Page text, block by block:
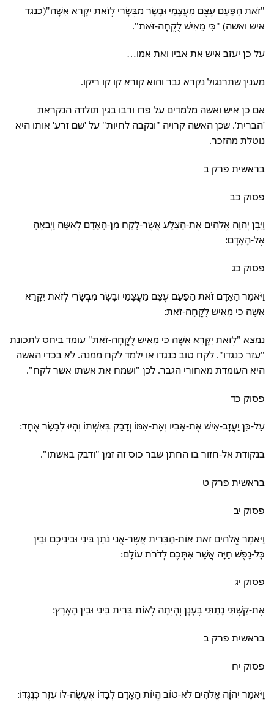
"זֹאת הַפַּעַם עֶצֶם מֵעֲצָמַי וּבָשָׂר מִבְּשָׂרִי לְזֹאת יִקָּרֵא אִשָּׁה"(כנגד
איש ואשה) "כִּי מֵאִישׁ לֻקֳחָה-זֹּאת".
על כן יעזב איש את אביו ואת אמו…
מענין שתרנגול נקרא גבר והוא קורא קו קו ריקו.
אם כן איש ואשה מלמדים על פרו ורבו בגין תולדה הנקראת
'הברית'. שכן האשה קרויה "ונקבה לחיות" על 'שם זרע' אותו היא
נוטלת מהזכר.
בראשית פרק ב
פסוק כב
וַיִּבֶן יְהֹוָה אֱלֹהִים אֶת-הַצֵּלָע אֲשֶׁר-לָקַח מִן-הָאָדָם לְאִשָּׁה וַיְבִאֶהָ
אֶל-הָאָדָם:
פסוק כג
וַיֹּאמֶר הָאָדָם זֹאת הַפַּעַם עֶצֶם מֵעֲצָמַי וּבָשָׂר מִבְּשָׂרִי לְזֹאת יִקָּרֵא
אִשָּׁה כִּי מֵאִישׁ לֻקֳחָה-זֹּאת:
נמצא "לְזֹאת יִקָּרֵא אִשָּׁה כִּי מֵאִישׁ לֻקֳחָה-זֹּאת" עומד ביחס לתכונת
"עזר כנגדו". לקח טוב כנגדו או ילמד לקח ממנה. לא בכדי האשה
היא העומדת מאחורי הגבר. לכן "ושמח את אשתו אשר לקח".
פסוק כד
עַל-כֵּן יַעֲזָב-אִישׁ אֶת-אָבִיו וְאֶת-אִמּוֹ וְדָבַק בְּאִשְׁתּוֹ וְהָיוּ לְבָשָׂר אֶחָד:
בנקודת אל-חזור בו החתן שבר כוס זה זמן "ודבק באשתו".
בראשית פרק ט
פסוק יב
וַיֹּאמֶר אֱלֹהִים זֹאת אוֹת-הַבְּרִית אֲשֶׁר-אֲנִי נֹתֵן בֵּינִי וּבֵינֵיכֶם וּבֵין
כָּל-נֶפֶשׁ חַיָּה אֲשֶׁר אִתְּכֶם לְדֹרֹת עוֹלָם:
פסוק יג
אֶת-קַשְׁתִּי נָתַתִּי בֶּעָנָן וְהָיְתָה לְאוֹת בְּרִית בֵּינִי וּבֵין הָאָרֶץ:
בראשית פרק ב
פסוק יח
וַיֹּאמֶר יְהוָֹה אֱלֹהִים לֹא-טוֹב הֱיוֹת הָאָדָם לְבַדּוֹ אֶעֱשֶׂה-לּוֹ עֵזֶר כְּנֶגְדּוֹ: